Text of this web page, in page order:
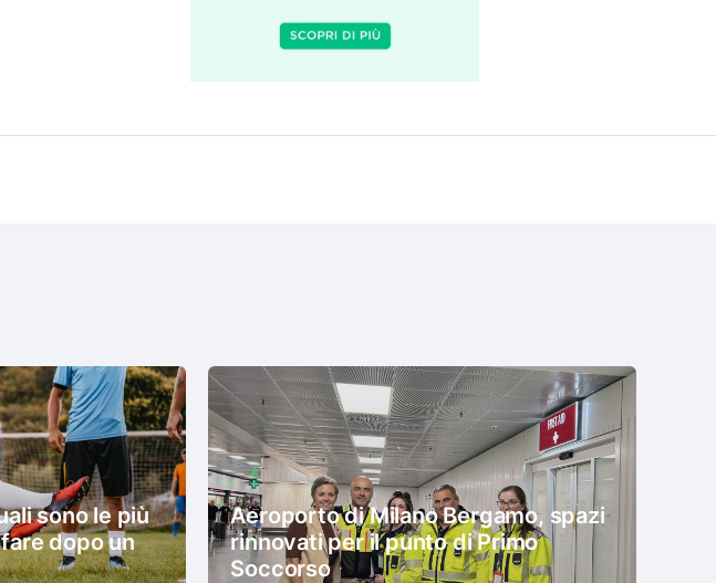
sono le più
dopo un
Aeroporto di Milano Bergamo, spazi
rinnovati per il punto di Primo
Soccorso